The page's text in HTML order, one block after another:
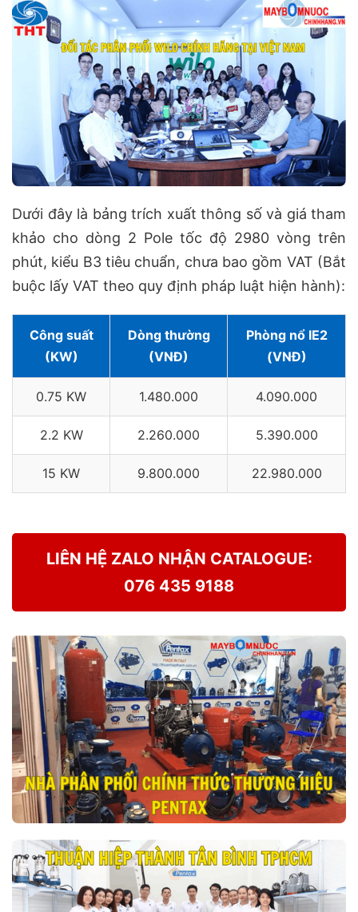
Dưới đây là bảng trích xuất thông số và giá tham
khảo cho dòng 2 Pole tốc độ 2980 vòng trên
phút, kiểu B3 tiêu chuẩn, chưa bao gồm VAT (Bắt
buộc lấy VAT theo quy định pháp luật hiện hành):
Công suất
(KW)
Dòng thường
(VNĐ)
Phòng nổ IE2
(VNĐ)
0.75 KW 1.480.000 4.090.000
2.2 KW 2.260.000 5.390.000
15 KW 9.800.000 22.980.000
LIÊN HỆ ZALO NHẬN CATALOGUE:
076 435 9188